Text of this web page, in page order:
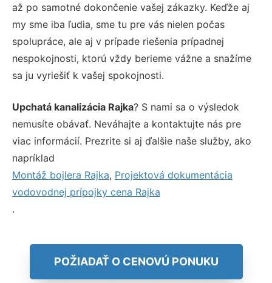
až po samotné dokončenie vašej zákazky. Keďže aj
my sme iba ľudia, sme tu pre vás nielen počas
spolupráce, ale aj v prípade riešenia prípadnej
nespokojnosti, ktorú vždy berieme vážne a snažíme
sa ju vyriešiť k vašej spokojnosti.
Upchatá kanalizácia Rajka? S nami sa o výsledok
nemusíte obávať. Neváhajte a kontaktujte nás pre
viac informácií. Prezrite si aj ďalšie naše služby, ako
napríklad
Montáž bojlera Rajka, Projektová dokumentácia
vodovodnej prípojky cena Rajka
.
POŽIADAŤ O CENOVÚ PONUKU